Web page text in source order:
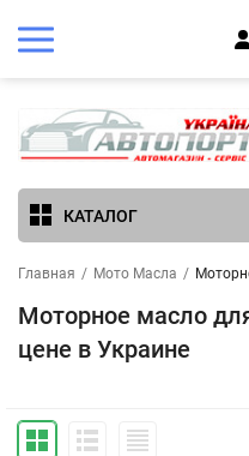
КАТАЛОГ
Главная / Мото Масла /
Моторное масло
цене в Украине